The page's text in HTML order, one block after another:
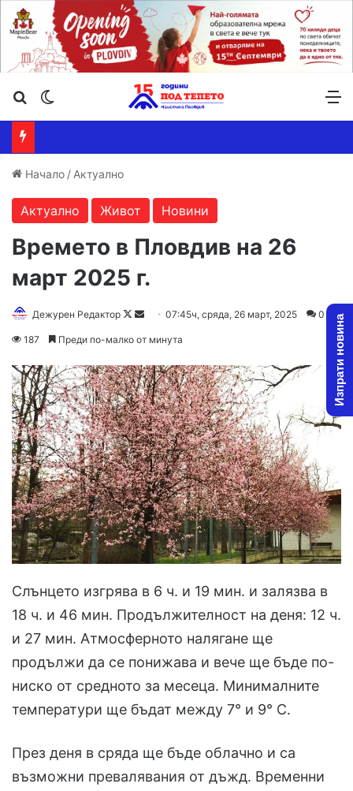
Търсене ...
Начало / Актуално
Актуално Живот Новини
Времето в Пловдив на 26
март 2025 г.
Дежурен Редактор
Follow
Send07:45ч, сряда, 26 март, 2025 0
187 Преди по-малко от минута
Слънцето изгрява в 6 ч. и 19 мин. и залязва в
18 ч. и 46 мин. Продължителност на деня: 12 ч.
и 27 мин. Атмосферното налягане ще
продължи да се понижава и вече ще бъде по-
ниско от средното за месеца. Минималните
температури ще бъдат между 7° и 9° С.
През деня в сряда ще бъде облачно и са
възможни превалявания от дъжд. Временни
Изпрати новина